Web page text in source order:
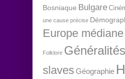
Bosniaque Bulgare
une cause précise
Europe médiane
Folklore Généralités
slaves Géographie